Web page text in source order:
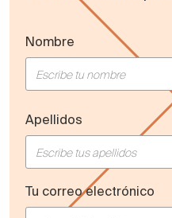
Nombre
Apellidos
Tu correo electrónico